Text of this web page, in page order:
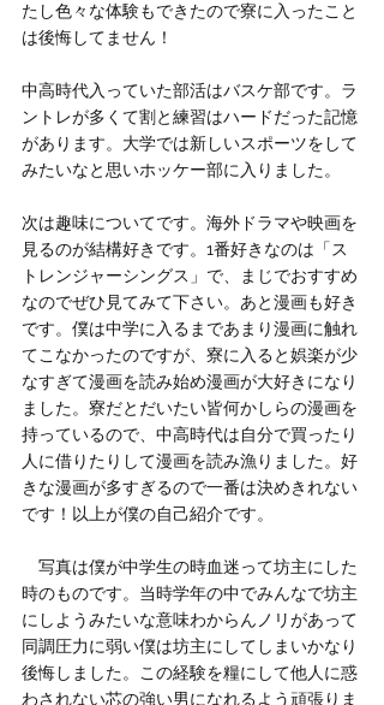
たし色々な体験もできたので寮に入ったこと
は後悔してません！
中高時代入っていた部活はバスケ部です。ラ
ントレが多くて割と練習はハードだった記憶
があります。大学では新しいスポーツをして
みたいなと思いホッケー部に入りました。
次は趣味についてです。海外ドラマや映画を
見るのが結構好きです。1番好きなのは「ス
トレンジャーシングス」で、まじでおすすめ
なのでぜひ見てみて下さい。あと漫画も好き
です。僕は中学に入るまであまり漫画に触れ
てこなかったのですが、寮に入ると娯楽が少
なすぎて漫画を読み始め漫画が大好きになり
ました。寮だとだいたい皆何かしらの漫画を
持っているので、中高時代は自分で買ったり
人に借りたりして漫画を読み漁りました。好
きな漫画が多すぎるので一番は決めきれない
です！以上が僕の自己紹介です。
写真は僕が中学生の時血迷って坊主にした
時のものです。当時学年の中でみんなで坊主
にしようみたいな意味わからんノリがあって
同調圧力に弱い僕は坊主にしてしまいかなり
後悔しました。この経験を糧にして他人に惑
わされない芯の強い男になれるよう頑張りま